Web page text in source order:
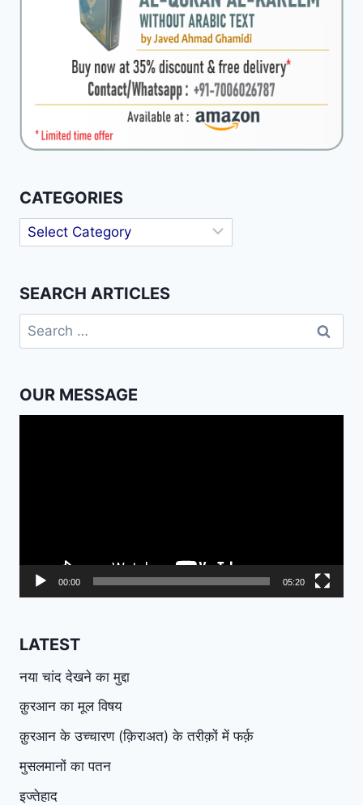
CATEGORIES
Categories
SEARCH ARTICLES
Search
for:
OUR MESSAGE
00:00 05:20
LATEST
नया चांद देखने का मुद्दा
क़ुरआन का मूल विषय
क़ुरआन के उच्चारण (क़िराअत) के तरीक़ों में फर्क़
मुसलमानों का पतन
इज्तेहाद